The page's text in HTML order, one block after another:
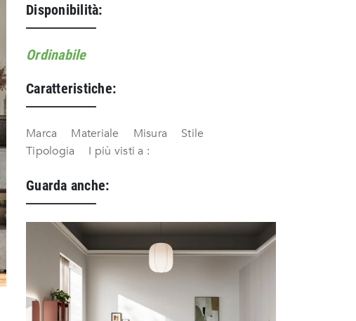
Disponibilità:
Ordinabile
Caratteristiche:
Marca Materiale Misura
Stile
Tipologia
I più visti a :
Guarda anche: